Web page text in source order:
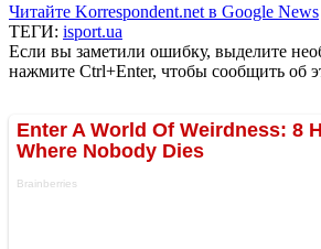
Читайте Korrespondent.net в Google News
ТЕГИ: isport.ua
Если вы заметили ошибку, выделите
нажмите Ctrl+Enter, чтобы сообщить об